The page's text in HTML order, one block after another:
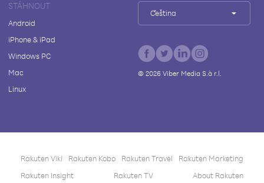
STÁHNOUT
Android
iPhone & iPad
Windows PC
Mac
Linux
Čeština
© 2026Viber Media S.à r.l.
Rakuten Viki Rakuten Kobo Rakuten Travel
Rakuten Marketing
Rakuten Insight
Rakuten TV About Rakuten